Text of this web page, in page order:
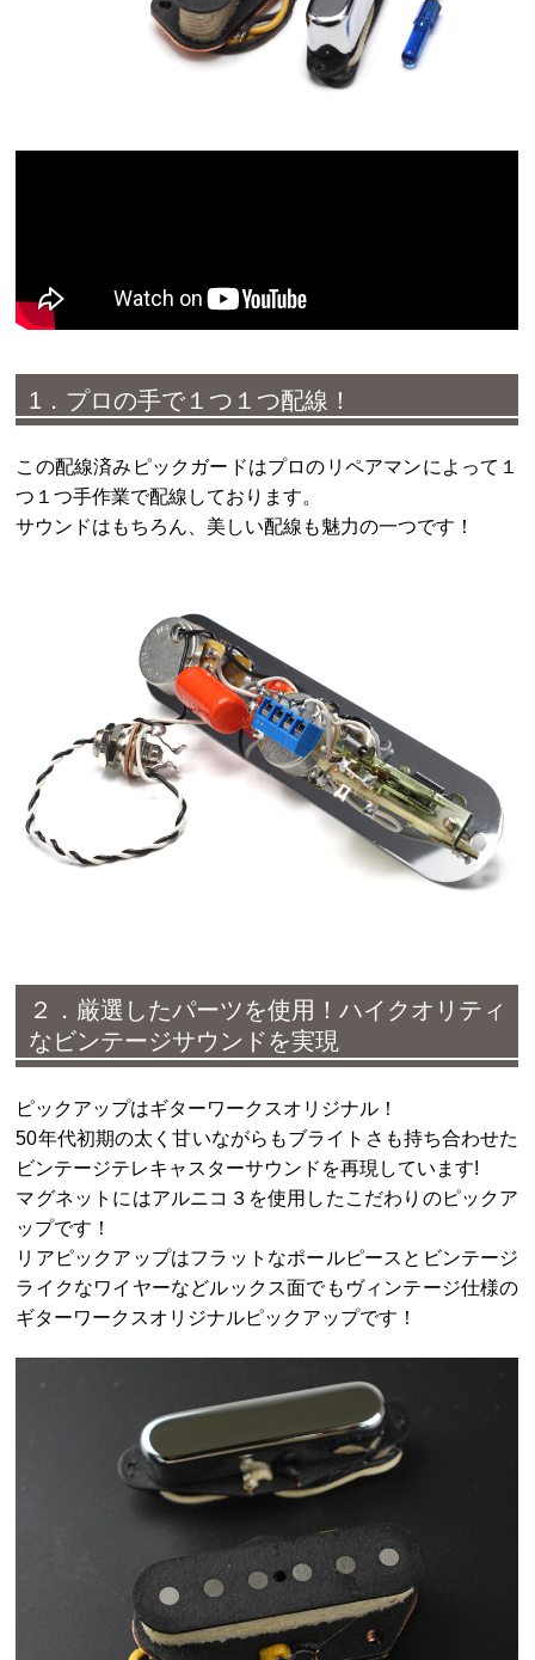
1．プロの手で１つ１つ配線！
この配線済みピックガードはプロのリペアマンによって１
つ１つ手作業で配線しております。
サウンドはもちろん、美しい配線も魅力の一つです！
２．厳選したパーツを使用！ハイクオリティ
なビンテージサウンドを実現
ピックアップはギターワークスオリジナル！
50年代初期の太く甘いながらもブライトさも持ち合わせた
ビンテージテレキャスターサウンドを再現しています!
マグネットにはアルニコ３を使用したこだわりのピックア
ップです！
リアピックアップはフラットなポールピースとビンテージ
ライクなワイヤーなどルックス面でもヴィンテージ仕様の
ギターワークスオリジナルピックアップです！